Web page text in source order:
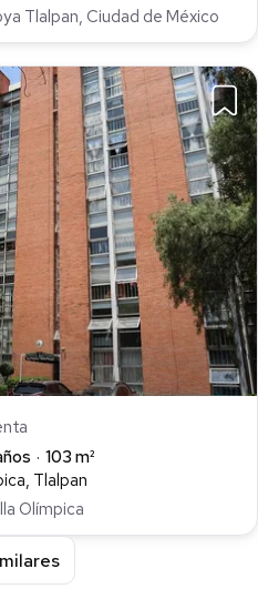
Tlalpan, Ciudad de México
103 m²
Tlalpan
Olímpica